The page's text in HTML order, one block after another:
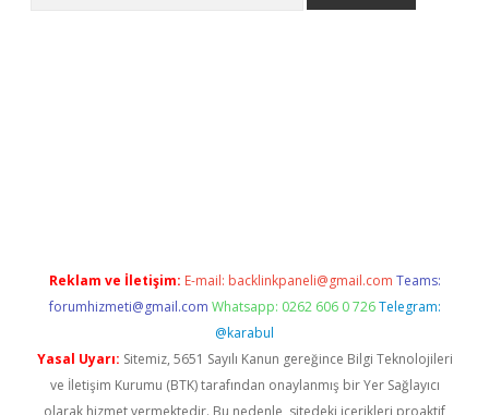
Reklam ve İletişim: E-mail: backlinkpaneli@gmail.com Teams:
forumhizmeti@gmail.com Whatsapp: 0262 606 0 726 Telegram:
@karabul
Yasal Uyarı: Sitemiz, 5651 Sayılı Kanun gereğince Bilgi Teknolojileri
ve İletişim Kurumu (BTK) tarafından onaylanmış bir Yer Sağlayıcı
olarak hizmet vermektedir. Bu nedenle, sitedeki içerikleri proaktif